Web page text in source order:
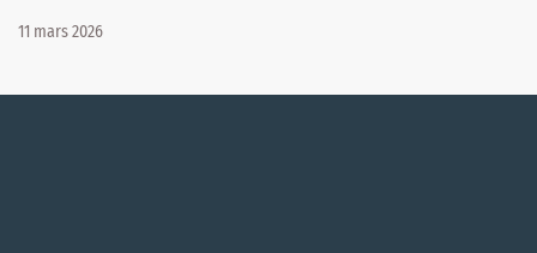
11 mars 2026